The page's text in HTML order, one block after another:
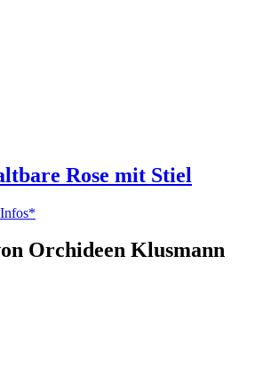
Rose mit Stiel
Orchideen Klusmann